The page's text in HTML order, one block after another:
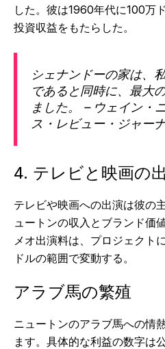
した。彼は1960年代に100万
投資収益をもたらした。
シェナンドーの家は、
であると同時に、最大
ました。 – ウェイン・
ス・レビュー・ジャー
4. テレビと映画の
テレビや映画への出演は彼の
ュートンの収入とブランド価
メオ出演料は、プロジェクト
ドルの範囲で変動する。
アラブ馬の繁殖
ニュートンのアラブ馬への情
ます。具体的な利益の数字は